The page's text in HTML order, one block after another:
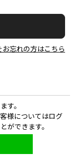
忘れの方はこちら
す。
様についてはログ
ができます。